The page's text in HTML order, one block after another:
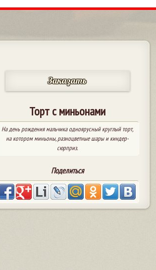
Заказать
Торт с миньонами
На день рождения мальчика одноярусный круглый торт,
на котором миньоны, разноцветные шары и киндер-
сюрприз.
Поделиться